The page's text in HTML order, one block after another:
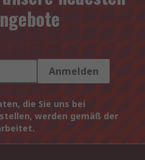
Anmelden
die Sie uns bei
werden gemäß der